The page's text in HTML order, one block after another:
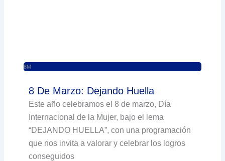
8M
8 De Marzo: Dejando Huella
Este año celebramos el 8 de marzo, Día
Internacional de la Mujer, bajo el lema
“DEJANDO HUELLA”, con una programación
que nos invita a valorar y celebrar los logros
conseguidos